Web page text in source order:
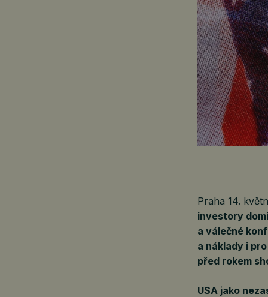
Praha 14.
investory
a válečné
a náklady i
před rokem
USA jako